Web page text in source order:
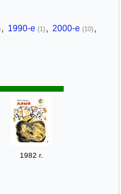
, 1990-е (1) , 2000-е (10) ,
1982 г.